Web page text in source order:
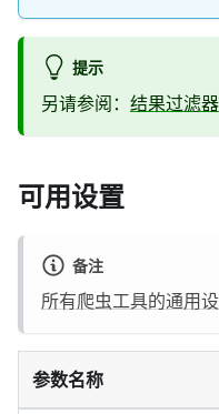
提示
另请参阅： 结果过滤器
可用设置
备注
所有爬虫工具的通用
参数名称